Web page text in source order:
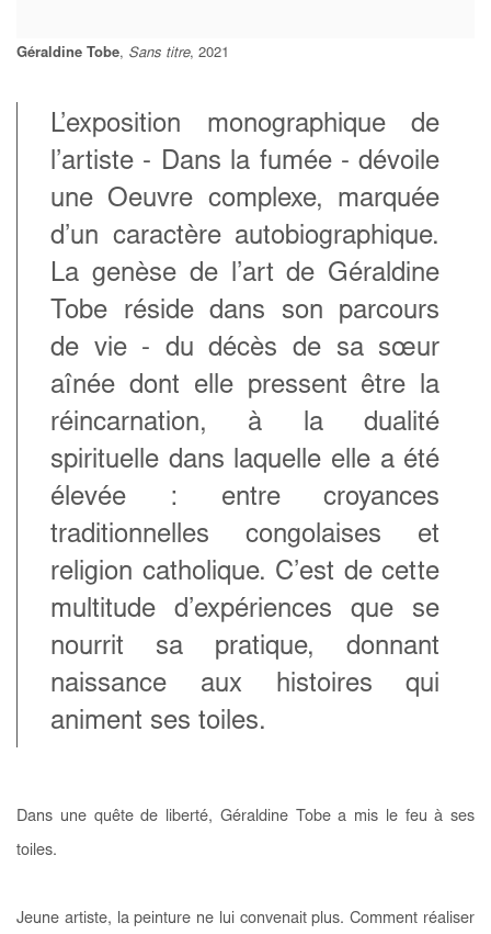
Géraldine Tobe, Sans titre, 2021
L’exposition monographique de
l’artiste - Dans la fumée- dévoile
une Oeuvre complexe, marquée
d’un caractère autobiographique.
La genèse de l’art de Géraldine
Tobe réside dans son parcours
de vie - du décès de sa sœur
aînée dont elle pressent être la
réincarnation, à la dualité
spirituelle dans laquelle elle a été
élevée : entre croyances
traditionnelles congolaises et
religion catholique. C’est de cette
multitude d’expériences que se
nourrit sa pratique, donnant
naissance aux histoires qui
animent ses toiles.
Dans une quête de liberté, Géraldine Tobe a mis le feu à ses
toiles.
Jeune artiste, la peinture ne lui convenait plus. Comment réaliser